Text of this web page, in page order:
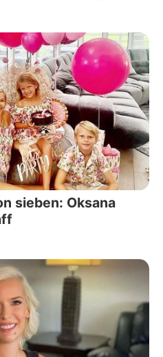
sieben: Oksana